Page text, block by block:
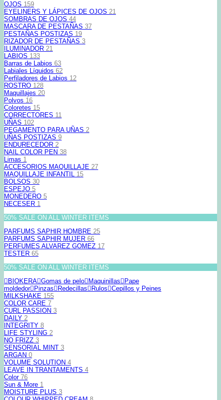
OJOS 159
EYELINERS Y LÁPICES DE OJOS 21
SOMBRAS DE OJOS 44
MASCARA DE PESTAÑAS 37
PESTAÑAS POSTIZAS 19
RIZADOR DE PESTAÑAS 3
ILUMINADOR 21
LABIOS 133
Barras de Labios 63
Labiales Líquidos 62
Perfiladores de Labios 12
ROSTRO 128
Maquillajes 20
Polvos 16
Coloretes 15
CORRECTORES 11
UÑAS 102
PEGAMENTO PARA UÑAS 2
UÑAS POSTIZAS 9
ENDURECEDOR 2
NAIL COLOR PEN 38
Limas 1
ACCESORIOS MAQUILLAJE 27
MAQUILLAJE INFANTIL 15
BOLSOS 30
ESPEJO 5
MONEDERO 5
NECESER 1
50% SALE ON ALL WINTER ITEMS
PARFUMS SAPHIR HOMBRE 25
PARFUMS SAPHIR MUJER 66
PERFUMES ALVAREZ GOMEZ 17
TESTER 65
50% SALE ON ALL WINTER ITEMS
BIOKERA Gomas de pelo Maquinillas
Pape
moldedor
Pinzas Redecillas Rulos Cepillos y Peines
MILKSHAKE 155
COLOR CARE 7
CURL PASSION 3
DAILY 2
INTEGRITY 8
LIFE STYLING 2
NO FRIZZ 3
SENSORIAL MINT 3
ARGAN 0
VOLUME SOLUTION 4
LEAVE IN TRANTAMENTS 4
Color 76
Sun & More 1
MOISTURE PLUS 3